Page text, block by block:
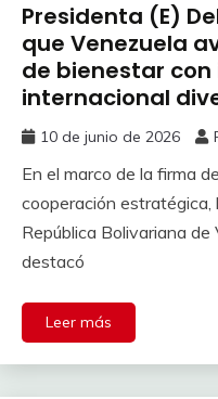
Presidenta (E)
que Venezuela
de bienestar con
internacional
10 de junio de 2026
En el marco de la firma
cooperación estratégica,
República Bolivariana de
destacó
Leer más